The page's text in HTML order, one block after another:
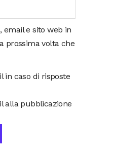
email e sito web in
prossima volta che
in caso di risposte
alla pubblicazione